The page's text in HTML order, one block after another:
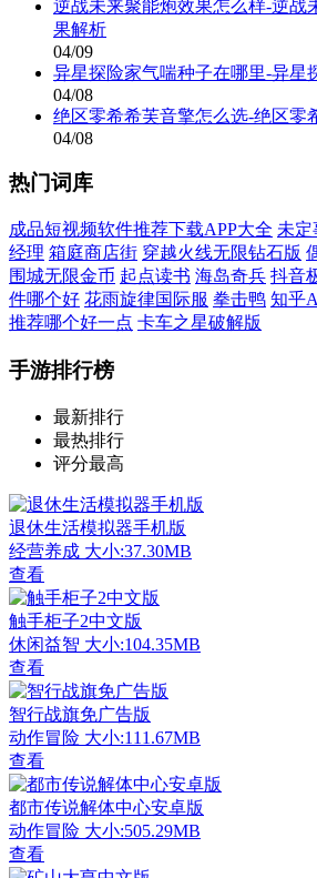
逆战未来聚能炮效果怎么样-逆战
果解析
04/09
异星探险家气喘种子在哪里-异星
04/08
绝区零希希芙音擎怎么选-绝区零
04/08
热门词库
成品短视频软件推荐下载APP大全 未定
经理 箱庭商店街 穿越火线无限钻石版
围城无限金币 起点读书 海岛奇兵 抖音
件哪个好 花雨旋律国际服 拳击鸭 知乎
推荐哪个好一点 卡车之星破解版
手游排行榜
最新排行
最热排行
评分最高
退休生活模拟器手机版
经营养成 大小:37.30MB
查看
触手柜子2中文版
休闲益智 大小:104.35MB
查看
智行战旗免广告版
动作冒险 大小:111.67MB
查看
都市传说解体中心安卓版
动作冒险 大小:505.29MB
查看